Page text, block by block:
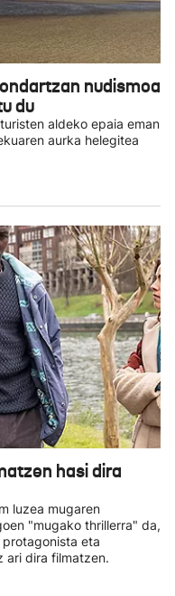
nudismoa
du
aldeko epaia eman
aurka helegitea
hasi dira
luzea mugaren
"mugako thrillerra" da,
eta
ari dira filmatzen.